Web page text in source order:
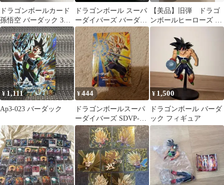
ドラゴンボールカード
孫悟空 バーダック 3枚
セット
ドラゴンボール スーパ
ーダイバーズ バーダッ
ク AP3-023
【美品】旧弾 ドラゴ
ンボールヒーローズ バ
ーダック H5-SEC
¥1,111
Ap3-023 バーダック
¥444
ドラゴンボールスーパ
ーダイバーズ SDVP-
023 バーダック ジャン
プフェスタ
¥ 1,500
ドラゴンボール バーダ
ック フィギュア